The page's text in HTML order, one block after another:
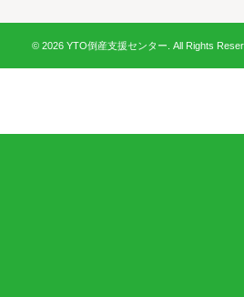
© 2026 YTO倒産支援センター. All Rights